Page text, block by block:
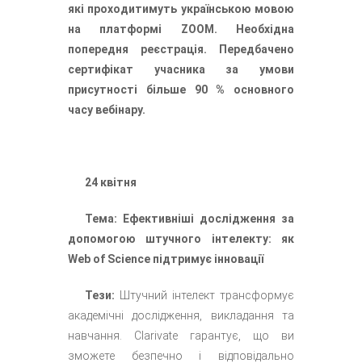
які проходитимуть українською мовою
на платформі ZOOM. Необхідна
попередня реєстрація. Передбачено
сертифікат учасника за умови
присутності більше 90 % основного
часу вебінару.
24 квітня
Тема: Ефективніші дослідження за
допомогою штучного інтелекту: як
Web of Science підтримує інновації
Тези:
Штучний інтелект трансформує
академічні дослідження, викладання та
навчання. Clarivate гарантує, що ви
зможете безпечно і відповідально